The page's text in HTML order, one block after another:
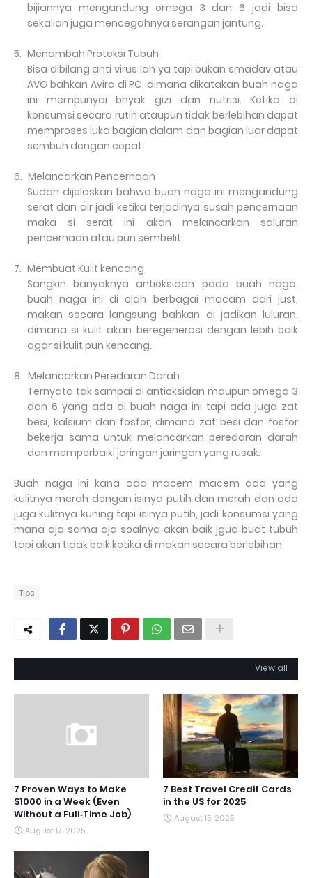
bijiannya mengandung omega 3 dan 6 jadi bisa
sekalian juga mencegahnya serangan jantung.
5. Menambah Proteksi Tubuh
Bisa dibilang anti virus lah ya tapi bukan smadav atau
AVG bahkan Avira di PC, dimana dikatakan buah naga
ini mempunyai bnyak gizi dan nutrisi. Ketika di
konsumsi secara rutin ataupun tidak berlebihan dapat
memproses luka bagian dalam dan bagian luar dapat
sembuh dengan cepat.
6. Melancarkan Pencernaan
Sudah dijelaskan bahwa buah naga ini mengandung
serat dan air jadi ketika terjadinya susah pencernaan
maka si serat ini akan melancarkan saluran
pencernaan atau pun sembelit.
7. Membuat Kulit kencang
Sangkin banyaknya antioksidan pada buah naga,
buah naga ini di olah berbagai macam dari just,
makan secara langsung bahkan di jadikan luluran,
dimana si kulit akan beregenerasi dengan lebih baik
agar si kulit pun kencang.
8. Melancarkan Peredaran Darah
Ternyata tak sampai di antioksidan maupun omega 3
dan 6 yang ada di buah naga ini tapi ada juga zat
besi, kalsium dan fosfor, dimana zat besi dan fosfor
bekerja sama untuk melancarkan peredaran darah
dan memperbaiki jaringan jaringan yang rusak.
Buah naga ini kana ada macem macem ada yang
kulitnya merah dengan isinya putih dan merah dan ada
juga kulitnya kuning tapi isinya putih, jadi konsumsi yang
mana aja sama aja soalnya akan baik jgua buat tubuh
tapi akan tidak baik ketika di makan secara berlebihan.
Tips
View all
7 Proven Ways to Make
$1000 in a Week (Even
Without a Full‑Time Job)
August 17, 2025
7 Best Travel Credit Cards
in the US for 2025
August 15, 2025